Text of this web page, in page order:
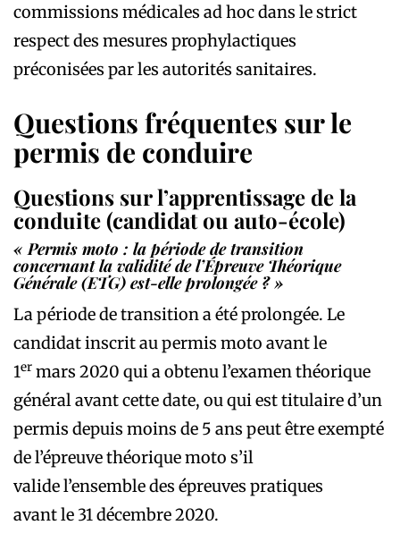
commissions médicales ad hoc dans le strict
respect des mesures prophylactiques
préconisées par les autorités sanitaires.
Questions fréquentes sur le
permis de conduire
Questions sur l’apprentissage de la
conduite (candidat ou auto-école)
« Permis moto : la période de transition
concernant la validité de l’Épreuve Théorique
Générale (ETG) est-elle prolongée ? »
La période de transition a été prolongée. Le
candidat inscrit au permis moto avant le
1er mars 2020 qui a obtenu l’examen théorique
général avant cette date, ou qui est titulaire d’un
permis depuis moins de 5 ans peut être exempté
de l’épreuve théorique moto s’il
valide l’ensemble des épreuves pratiques
avant le 31 décembre 2020.